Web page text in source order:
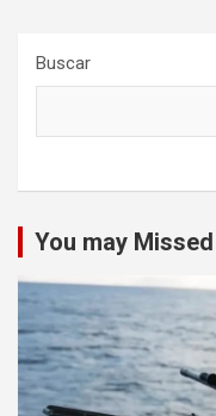
Buscar
You may Missed